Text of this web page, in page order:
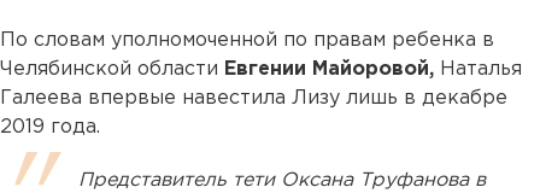
По словам уполномоченной по правам ребенка в
Челябинской области Евгении Майоровой, Наталья
Галеева впервые навестила Лизу лишь в декабре
2019 года.
Представитель тети Оксана Труфанова в